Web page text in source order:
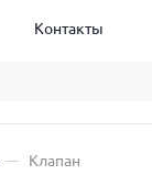
Контакты
Клапан